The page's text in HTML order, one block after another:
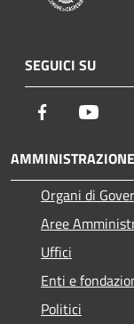
SEGUICI SU
Facebook
AMMINISTRAZIONE
Organi di
Aree
Uffici
Enti e
Politici